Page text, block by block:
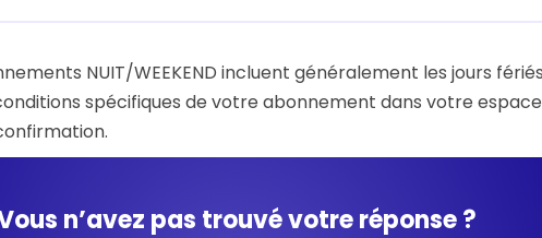
NUIT/WEEKEND incluent généralement les jours
spécifiques de votre abonnement dans votre espace
n’avez pas trouvé votre réponse ?